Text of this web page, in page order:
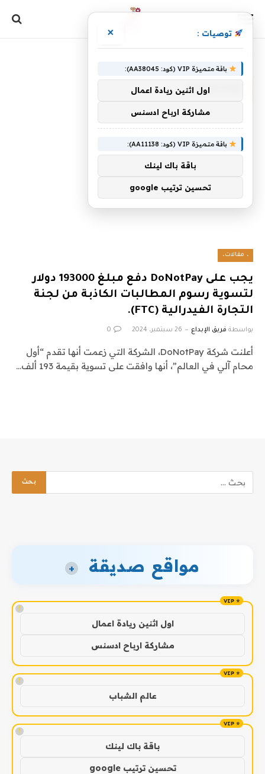
DONOTPAY
، مقالات،
يجب على DoNotPay دفع مبلغ 193000 دولار
لتسوية رسوم المطالبات الكاذبة من لجنة
التجارة الفيدرالية (FTC).
بواسطة فريق الإبداع 26 سبتمبر، 2024 0
أعلنت شركة DoNotPay، الشركة التي زعمت أنها تقدم “أول
محام آلي في العالم”، أنها وافقت على تسوية بقيمة 193 ألف…
مواقع صديقة +
!
اول اثنين ريادة اعمال
مشاركة ارباح ادسنس
!
عالم الشباب
!
باقة باك لينك
تحسين ترتيب google
توصيات : ×
باقة متميزة VIP (كود: AA38045):
اول اثنين ريادة اعمال
مشاركة ارباح ادسنس
باقة متميزة VIP (كود: AA11138):
باقة باك لينك
تحسين ترتيب google